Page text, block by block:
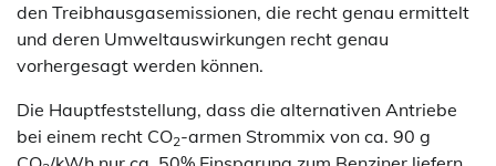
den Treibhausgasemissionen, die recht genau ermittelt
und deren Umweltauswirkungen recht genau
vorhergesagt werden können.
Die Hauptfeststellung, dass die alternativen Antriebe
bei einem recht CO2-armen Strommix von ca. 90 g